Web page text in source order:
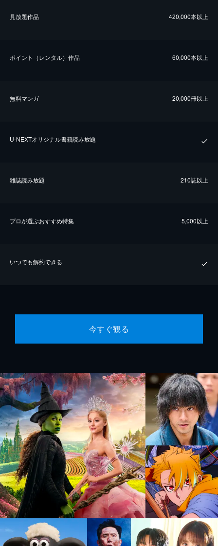
⾒放題作品 420,000本以上
ポイント（レンタル）作品 60,000本以上
無料マンガ 20,000冊以上
U-NEXTオリジナル書籍読み放題
雑誌読み放題 210誌以上
プロが選ぶおすすめ特集 5,000以上
いつでも解約できる
今すぐ観る